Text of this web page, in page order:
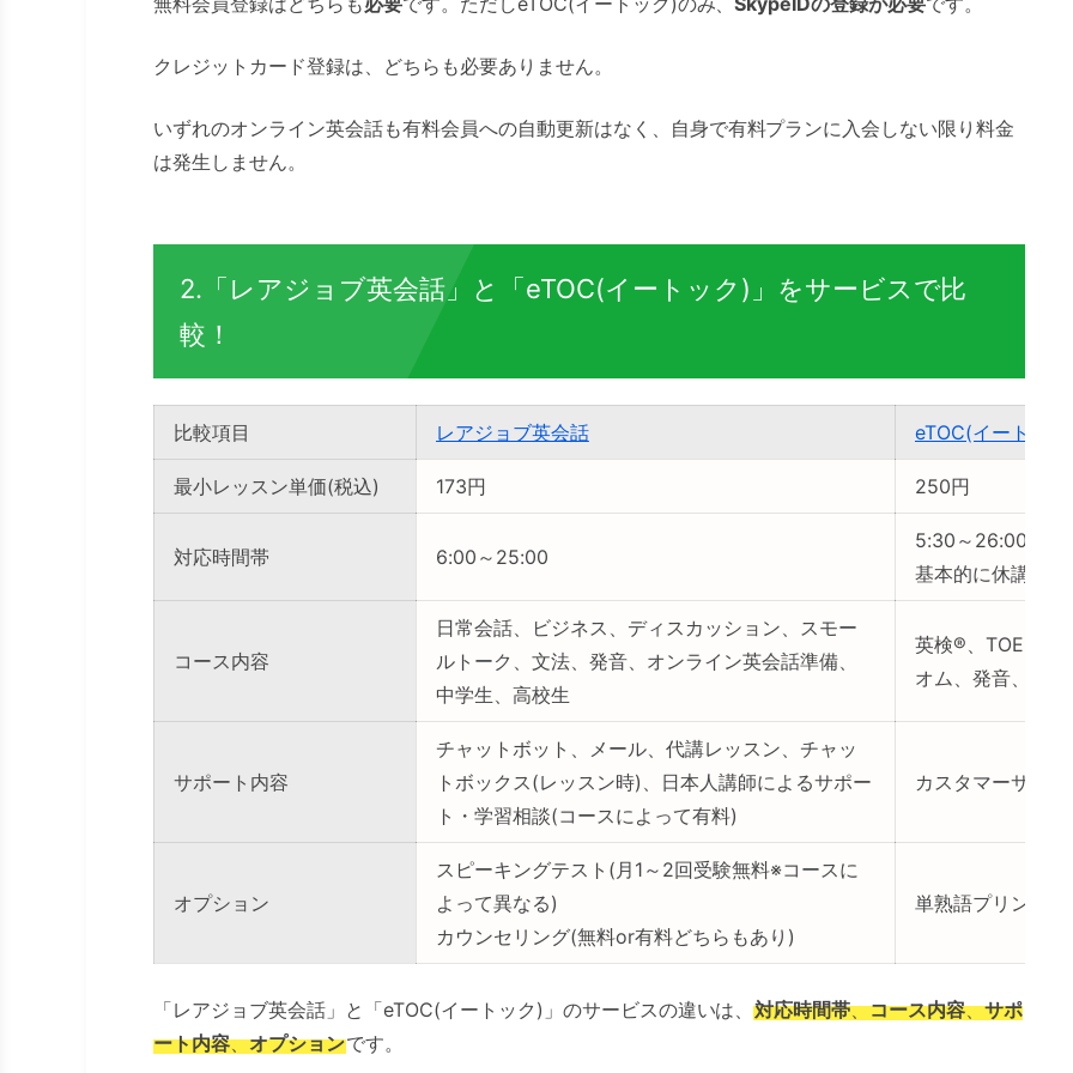
クレジットカード登録は、どちらも必要ありません。
いずれのオンライン英会話も有料会員への自動更新はなく、自身で有料プランに入会しない限り料金
は発生しません。
2.「レアジョブ英会話」と「eTOC(イートック)」をサービスで比
較！
比較項目 レアジョブ英会話 eTOC(イートック
最小レッスン単価(税込) 173円 250円
対応時間帯 6:00～25:00
5:30～26:00
基本的に休講日な
コース内容
日常会話、ビジネス、ディスカッション、スモー
ルトーク、文法、発音、オンライン英会話準備、
中学生、高校生
英検®、TOEIC・
オム、発音、リ
サポート内容
チャットボット、メール、代講レッスン、チャッ
トボックス(レッスン時)、日本人講師によるサポー
ト・学習相談(コースによって有料)
カスタマーサポ
オプション
スピーキングテスト(月1～2回受験無料※コースに
よって異なる)
カウンセリング(無料or有料どちらもあり)
単熟語プリント
「レアジョブ英会話」と「eTOC(イートック)」のサービスの違いは、対応時間帯、コース内容、サポ
ート内容、オプションです。